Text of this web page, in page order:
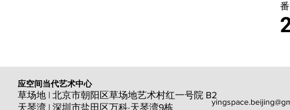
应空间当代艺术中心
草场地 | 北京市朝阳区草场地艺术村红一号院 B2
天琴湾 | 深圳市盐田区万科·天琴湾9栋